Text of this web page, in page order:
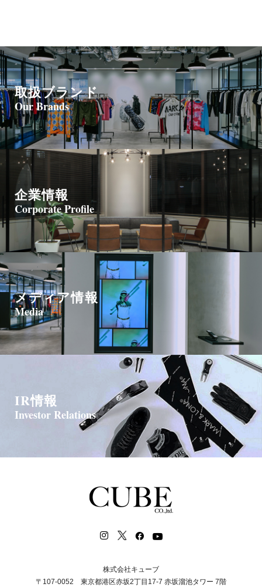
取扱ブランド
Our Brands
企業情報
Corporate Profile
メディア情報
Media
IR情報
Investor Relations
株式会社キューブ
〒107-0052 東京都港区赤坂2丁目17-7 赤坂溜池タワー 7階